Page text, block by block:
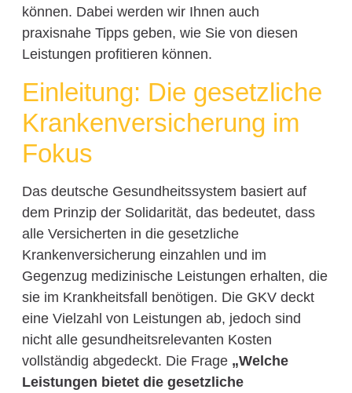
können. Dabei werden wir Ihnen auch
praxisnahe Tipps geben, wie Sie von diesen
Leistungen profitieren können.
Einleitung: Die gesetzliche
Krankenversicherung im
Fokus
Das deutsche Gesundheitssystem basiert auf
dem Prinzip der Solidarität, das bedeutet, dass
alle Versicherten in die gesetzliche
Krankenversicherung einzahlen und im
Gegenzug medizinische Leistungen erhalten, die
sie im Krankheitsfall benötigen. Die GKV deckt
eine Vielzahl von Leistungen ab, jedoch sind
nicht alle gesundheitsrelevanten Kosten
vollständig abgedeckt. Die Frage „Welche
Leistungen bietet die gesetzliche